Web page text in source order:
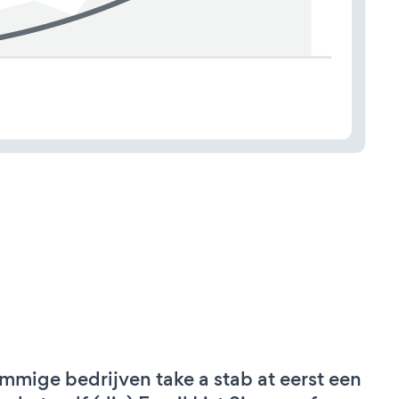
bedrijven take a stab at eerst een